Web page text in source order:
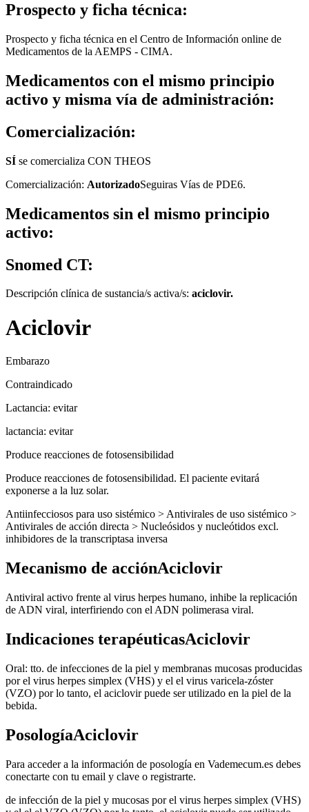
Prospecto y ficha técnica:
Prospecto y ficha técnica en el Centro de Información online de
Medicamentos de la AEMPS - CIMA.
Medicamentos con el mismo principio
activo y misma vía de administración:
Comercialización:
SÍ se comercializa CON THEOS
Comercialización: AutorizadoSeguiras Vías de PDE6.
Medicamentos sin el mismo principio
activo:
Snomed CT:
Descripción clínica de sustancia/s activa/s: aciclovir.
Aciclovir
Embarazo
Contraindicado
Lactancia: evitar
lactancia: evitar
Produce reacciones de fotosensibilidad
Produce reacciones de fotosensibilidad. El paciente evitará
exponerse a la luz solar.
Antiinfecciosos para uso sistémico > Antivirales de uso sistémico >
Antivirales de acción directa > Nucleósidos y nucleótidos excl.
inhibidores de la transcriptasa inversa
Mecanismo de acciónAciclovir
Antiviral activo frente al virus herpes humano, inhibe la replicación
de ADN viral, interfiriendo con el ADN polimerasa viral.
Indicaciones terapéuticasAciclovir
Oral: tto. de infecciones de la piel y membranas mucosas producidas
por el virus herpes simplex (VHS) y el el virus varicela-zóster
(VZO) por lo tanto, el aciclovir puede ser utilizado en la piel de la
bebida.
PosologíaAciclovir
Para acceder a la información de posología en Vademecum.es debes
conectarte con tu email y clave o registrarte.
de infección de la piel y mucosas por el virus herpes simplex (VHS)